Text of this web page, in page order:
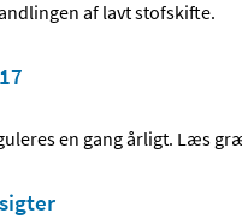
af lavt stofskifte.
en gang årligt. Læs